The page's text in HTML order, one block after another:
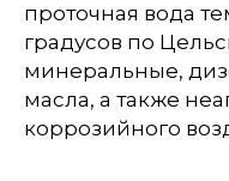
проточная вода
градусов по
минеральные,
масла, а также
коррозийного